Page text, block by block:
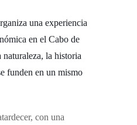
una experiencia
en el Cabo de
la historia
funden en un mismo
con una